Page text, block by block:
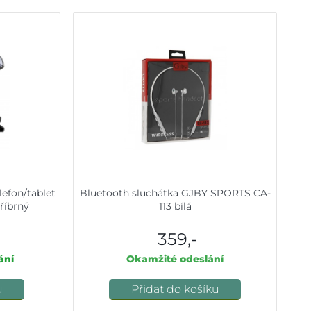
tablet
Bluetooth sluchátka GJBY SPORTS CA-
113 bílá
359,-
Okamžité odeslání
Přidat do košíku